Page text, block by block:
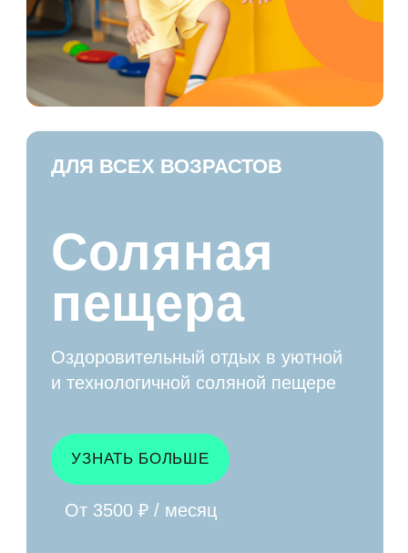
логопед
Комплекс регуляционных занятий,
направленный на нарушения
УЗНАТЬ БОЛЬШЕ
ОТ 2 ЛЕТ